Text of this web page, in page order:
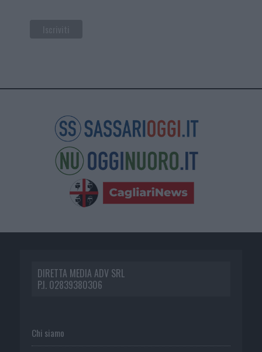
DIRETTA MEDIA ADV SRL
P.I. 02839380306
Chi siamo